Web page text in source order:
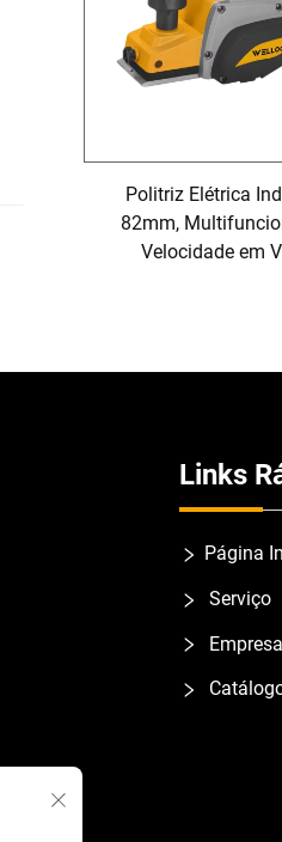
Politriz Elétrica
82mm,
Velocidade em
Links
Página
Serviço
Empresa